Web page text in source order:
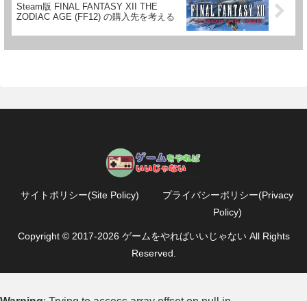
Steam版 FINAL FANTASY XII THE
ZODIAC AGE (FF12) の購入先を考える
サイトポリシー(Site Policy)
プライバシーポリシー(Privacy
Policy)
Copyright © 2017-2026 ゲームをやればいいじゃない All Rights
Reserved.